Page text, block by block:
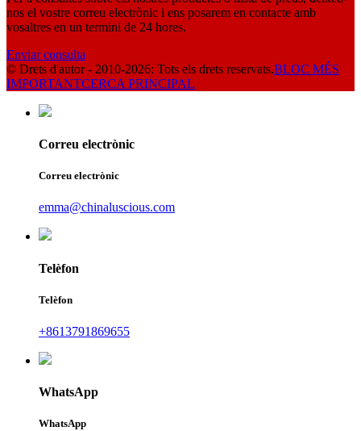
nos el vostre correu electrònic i ens posarem en contacte amb
vosaltres en un termini de 24 hores.
Enviar consulta
© Drets d'autor - 2010-2026: Tots els drets reservats.BLOC MÉS
IMPORTANTCERCA PRINCIPAL
Correu electrònic
Correu electrònic
emma@chinaluscious.com
Telèfon
Telèfon
+8613791869655
WhatsApp
WhatsApp